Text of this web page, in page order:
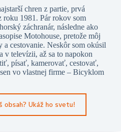
chren z partie, prvá
roku 1981. Pár rokov som
záchranár, následne ako
Motohouse, pretože môj
cestovanie. Neskôr som okúsil
v televízii, až sa to napokon
písať, kamerovať, cestovať,
vo vlastnej firme – Bicyklom
obsah? Ukáž ho svetu!